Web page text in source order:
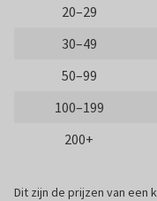
20–29
30–49
50–99
100–199
200+
Dit zijn de prijzen van een